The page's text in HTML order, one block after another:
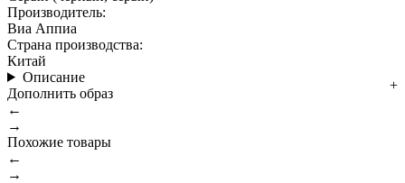
Производитель:
Виа Аппиа
Страна производства:
Китай
Описание
Дополнить образ
←
→
Похожие товары
←
→